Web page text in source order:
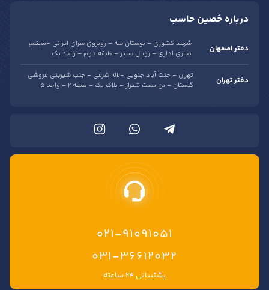
درباره حَصین حاسب
دفتر اصفهان
شهید کشوری – بوستان سه – روبروی سرای ایرانی -مجتمع
تجاری اداری – رویال سنتر – طبقه دوم – واحد یک
دفتر تهران
تهران – جنت آباد جنوبی -لاله شرقی – جنب شیرینی فروشی
گلستان – بن بست شیراز – پلاک یک – طبقه 2 – واحد 5
021-91091051
۰۳۱-۳۶۶۱۲۰۳۲
پشتیبانی ۲۴ ساعته